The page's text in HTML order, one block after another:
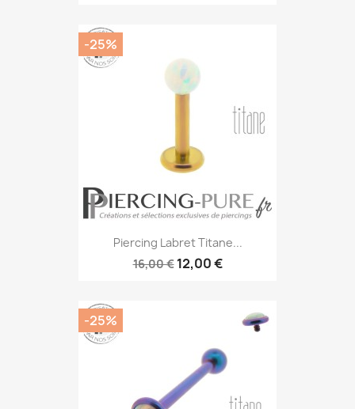
Piercing Labret Titane...
16,00 € 12,00 €
-25%
-25%